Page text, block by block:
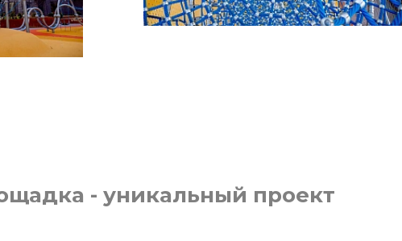
- уникальный проект